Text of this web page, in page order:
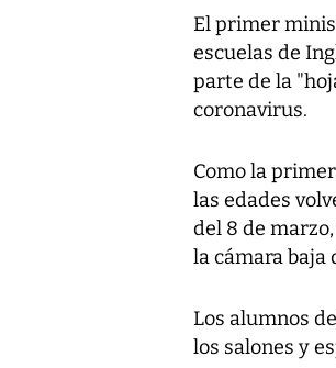
El primer
escuelas de
parte de la
coronavirus.
Como la
las edades
del 8 de
la cámara baja
Los alumnos
los salones y